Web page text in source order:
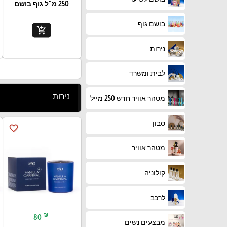
בושם גוף
נירות
לבית ומשרד
מטהר אוויר חדש 250 מייל
סבון
מטהר אוויר
קולוניה
לרכב
מבצעים נשים
250 מ"ל גוף בושם
add_shopping_cart
נירות
favorite_border
80 ₪